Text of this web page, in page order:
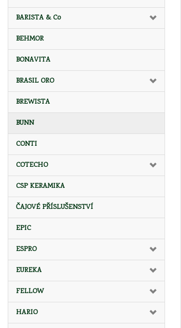
BARISTA & Co
BEHMOR
BONAVITA
BRASIL ORO
BREWISTA
BUNN
CONTI
COTECHO
CSP KERAMIKA
ČAJOVÉ PŘÍSLUŠENSTVÍ
EPIC
ESPRO
EUREKA
FELLOW
HARIO